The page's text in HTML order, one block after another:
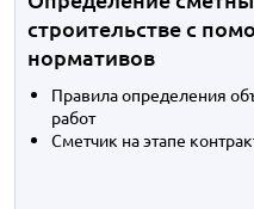
строительстве с
нормативов
Правила определения
работ
Сметчик на этапе